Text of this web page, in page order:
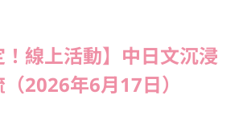
！線上活動】中日文沉浸
2026年6月17日）